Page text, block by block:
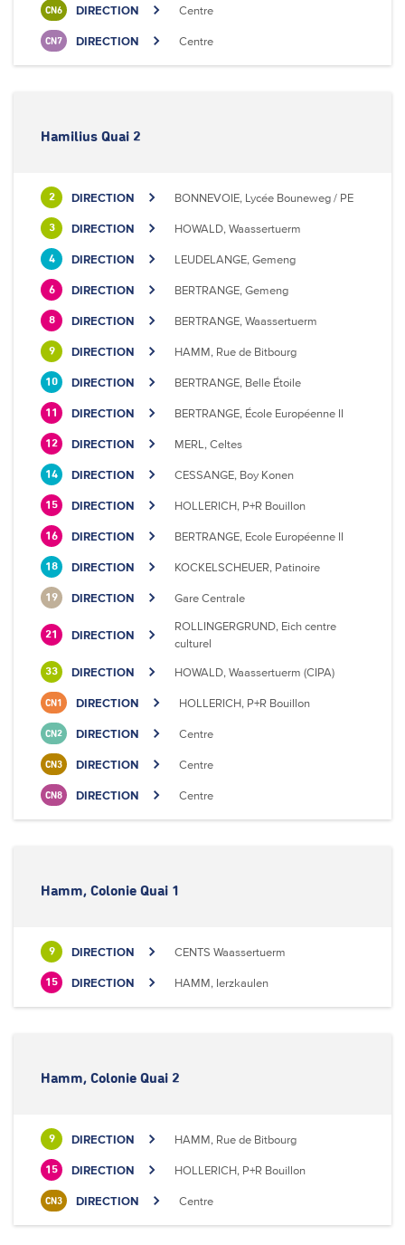
CN6 DIRECTION Centre
CN7 DIRECTION Centre
Hamilius Quai 2
2 DIRECTION BONNEVOIE, Lycée Bouneweg / PE
3 DIRECTION HOWALD, Waassertuerm
4 DIRECTION LEUDELANGE, Gemeng
6 DIRECTION BERTRANGE, Gemeng
8 DIRECTION BERTRANGE, Waassertuerm
9 DIRECTION HAMM, Rue de Bitbourg
10 DIRECTION BERTRANGE, Belle Étoile
11 DIRECTION BERTRANGE, École Européenne II
12 DIRECTION MERL, Celtes
14 DIRECTION CESSANGE, Boy Konen
15 DIRECTION HOLLERICH, P+R Bouillon
16 DIRECTION BERTRANGE, Ecole Européenne II
18 DIRECTION KOCKELSCHEUER, Patinoire
19 DIRECTION Gare Centrale
21 DIRECTION
ROLLINGERGRUND, Eich centre
culturel
33 DIRECTION HOWALD, Waassertuerm (CIPA)
CN1 DIRECTION HOLLERICH, P+R Bouillon
CN2 DIRECTION Centre
CN3 DIRECTION Centre
CN8 DIRECTION Centre
Hamm, Colonie Quai 1
9 DIRECTION CENTS Waassertuerm
15 DIRECTION HAMM, Ierzkaulen
Hamm, Colonie Quai 2
9 DIRECTION HAMM, Rue de Bitbourg
15 DIRECTION HOLLERICH, P+R Bouillon
CN3 DIRECTION Centre